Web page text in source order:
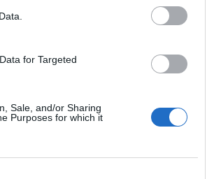
for Targeted
Sale, and/or Sharing
Purposes for which it
nieznajomej
zachowania –
empatią, także wobec
to o tym, że osoba
ją los innych osób,